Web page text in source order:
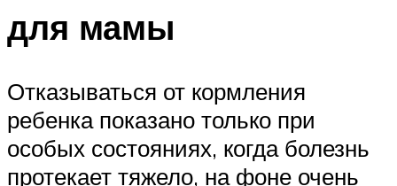
для мамы
Отказываться от кормления
ребенка показано только при
особых состояниях, когда болезнь
протекает тяжело, на фоне очень